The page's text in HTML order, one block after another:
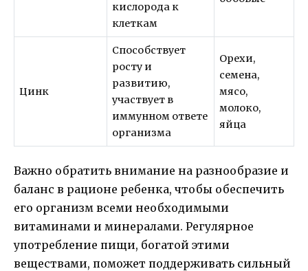
кислорода к
клеткам
Цинк
Способствует
росту и
развитию,
участвует в
иммунном ответе
организма
Орехи,
семена,
мясо,
молоко,
яйца
Важно обратить внимание на разнообразие и
баланс в рационе ребенка, чтобы обеспечить
его организм всеми необходимыми
витаминами и минералами. Регулярное
употребление пищи, богатой этими
веществами, поможет поддерживать сильный